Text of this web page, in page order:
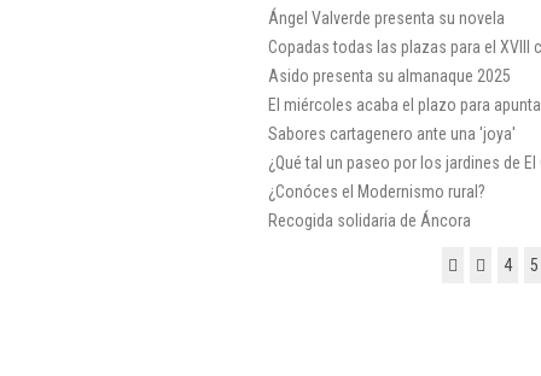
Ángel Valverde presenta su novela
Copadas todas las plazas para el
Asido presenta su almanaque 2025
El miércoles acaba el plazo para
Sabores cartagenero ante una 'joya'
¿Qué tal un paseo por los jardines de
¿Conóces el Modernismo rural?
Recogida solidaria de Áncora
4 5